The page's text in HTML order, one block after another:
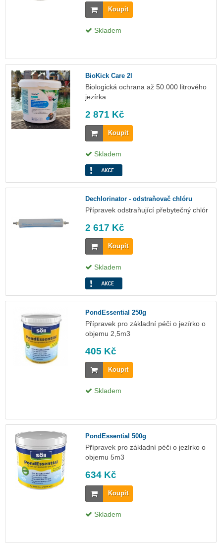
Koupit
Skladem
BioKick Care 2l
Biologická ochrana až 50.000 litrového
jezírka
2 871 Kč
Koupit
Skladem
Dechlorinator - odstraňovač chlóru
Přípravek odstraňující přebytečný chlór
2 617 Kč
Koupit
Skladem
PondEssential 250g
Přípravek pro základní péči o jezírko o
objemu 2,5m3
405 Kč
Koupit
Skladem
PondEssential 500g
Přípravek pro základní péči o jezírko o
objemu 5m3
634 Kč
Koupit
Skladem